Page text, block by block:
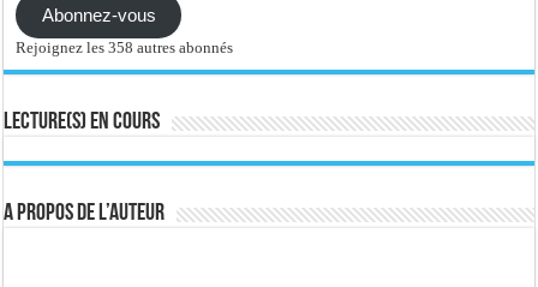
Abonnez-vous
Rejoignez les 358 autres abonnés
Lecture(s) en cours
A propos de l’auteur